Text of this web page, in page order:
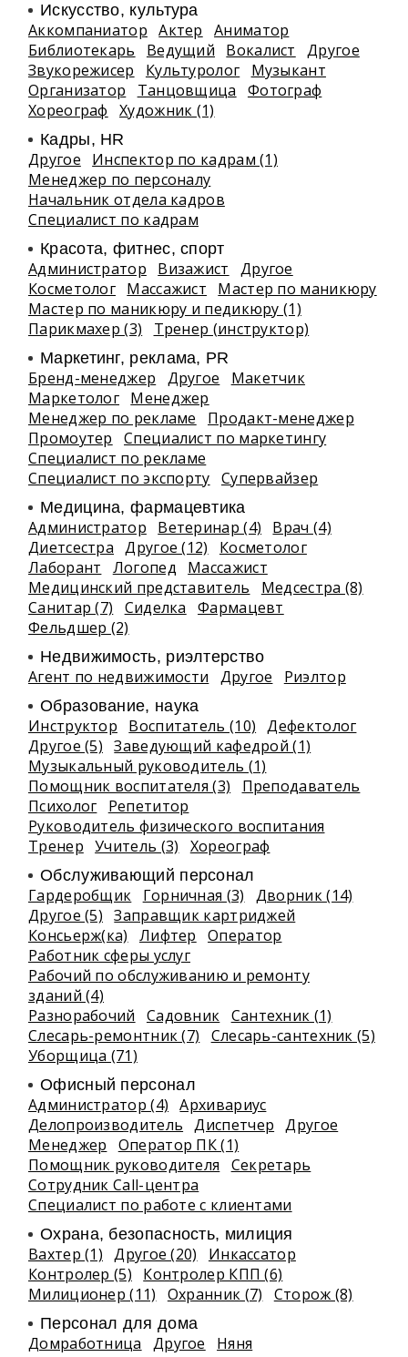
Искусство, культура
Аккомпаниатор Актер
Аниматор
Библиотекарь
Ведущий Вокалист
Другое
Звукорежисер
Культуролог
Музыкант
Организатор
Танцовщица
Фотограф
Хореограф
Художник (1)
Кадры, HR
Другое
Инспектор по кадрам (1)
Менеджер по персоналу
Начальник отдела кадров
Специалист по кадрам
Красота, фитнес, спорт
Администратор Визажист
Другое
Косметолог Массажист
Мастер по маникюру
Мастер по маникюру и педикюру (1)
Парикмахер (3)
Тренер (инструктор)
Маркетинг, реклама, PR
Бренд-менеджер Другое
Макетчик
Маркетолог Менеджер
Менеджер по рекламе
Продакт-менеджер
Промоутер
Специалист по маркетингу
Специалист по рекламе
Специалист по экспорту Супервайзер
Медицина, фармацевтика
Администратор Ветеринар (4)
Врач (4)
Диетсестра
Другое (12)
Косметолог
Лаборант
Логопед
Массажист
Медицинский представитель
Медсестра (8)
Санитар (7)
Сиделка
Фармацевт
Фельдшер (2)
Недвижимость, риэлтeрство
Агент по недвижимости Другое Риэлтор
Образование, наука
Инструктор Воспитатель (10)
Дефектолог
Другое (5)
Заведующий кафедрой (1)
Музыкальный руководитель (1)
Помощник воспитателя (3)
Преподаватель
Психолог
Репетитор
Руководитель физического воспитания
Тренер Учитель (3) Хореограф
Обслуживающий персонал
Гардеробщик Горничная (3)
Дворник (14)
Другое (5)
Заправщик картриджей
Консьерж(ка)
Лифтер
Оператор
Работник сферы услуг
Рабочий по обслуживанию и ремонту
зданий (4)
Разнорабочий
Садовник Сантехник (1)
Слесарь-ремонтник (7)
Слесарь-сантехник (5)
Уборщица (71)
Офисный персонал
Администратор (4)
Архивариус
Делопроизводитель
Диспетчер
Другое
Менеджер
Оператор ПК (1)
Помощник руководителя
Секретарь
Сотрудник Call-центра
Специалист по работе с клиентами
Охрана, безопасность, милиция
Вахтер (1) Другое (20)
Инкассатор
Контролер (5)
Контролер КПП (6)
Милиционер (11)
Охранник (7) Сторож (8)
Персонал для дома
Домработница Другое
Няня